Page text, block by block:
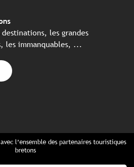
les grandes
les immanquables, ...
l’ensemble des partenaires touristiques
bretons